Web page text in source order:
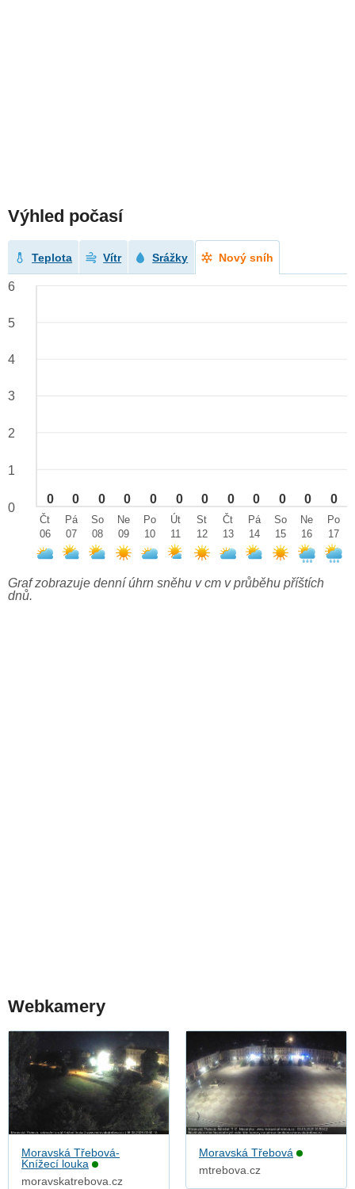
Výhled počasí
Teplota Vítr Srážky Nový sníh
0 0 0 0 0 0 0 0 0 0 0 0
6
5
4
3
2
1
0
Čt
06
Pá
07
So
08
Ne
09
Po
10
Út
11
St
12
Čt
13
Pá
14
So
15
Ne
16
Po
17
Graf zobrazuje denní úhrn sněhu v cm v průběhu příštích
dnů.
Webkamery
Moravská Třebová-
Knížecí louka
moravskatrebova.cz
Moravská Třebová
mtrebova.cz